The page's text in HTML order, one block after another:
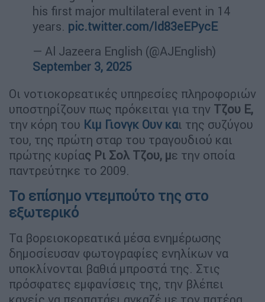
his first major multilateral event in 14
years. pic.twitter.com/Id83eEPycE
— Al Jazeera English (@AJEnglish)
September 3, 2025
Οι νοτιοκορεατικές υπηρεσίες πληροφοριών
υποστηρίζουν πως πρόκειται για την Τζου Ε,
την κόρη του Κιμ Γιονγκ Ουνκαι της συζύγου
του, της πρώτη σταρ του τραγουδιού και
πρώτης κυρίας Ρι Σολ Τζου, με την οποία
παντρεύτηκε το 2009.
Το επίσημο ντεμπούτο της στο
εξωτερικό
Τα βορειοκορεατικά μέσα ενημέρωσης
δημοσίευσαν φωτογραφίες ενηλίκων να
υποκλίνονται βαθιά μπροστά της. Στις
πρόσφατες εμφανίσεις της, την βλέπει